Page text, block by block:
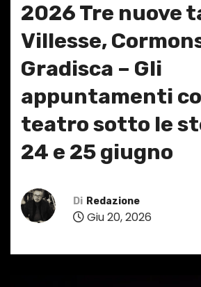
2026 Tre nuove
Villesse,
Gradisca – Gli
appuntamenti
teatro sotto le
24 e 25 giugno
Di Redazione
Giu 20, 2026